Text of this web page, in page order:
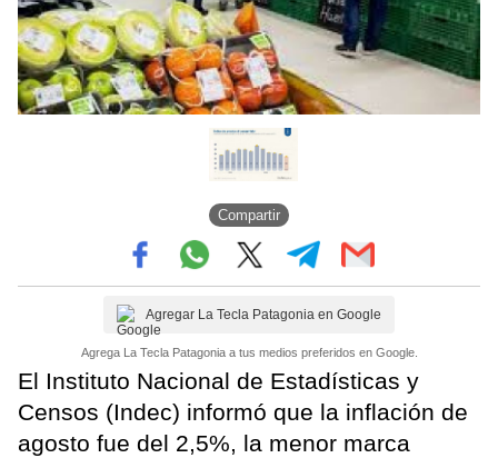
Compartir
Agregar La Tecla Patagonia en Google
Agrega La Tecla Patagonia a tus medios preferidos en Google.
El Instituto Nacional de Estadísticas y
Censos (Indec) informó que la inflación de
agosto fue del 2,5%, la menor marca